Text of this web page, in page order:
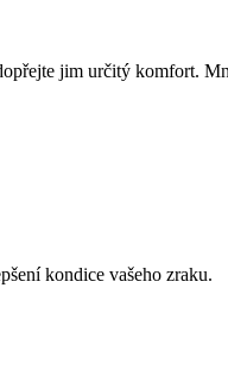
jim určitý komfort.
kondice vašeho zraku.